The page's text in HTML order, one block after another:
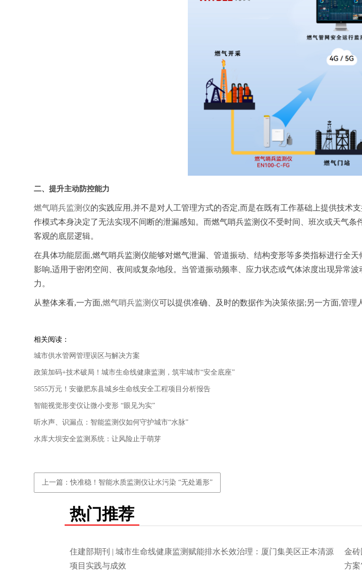
二、提升主动防控能力
燃气哨兵监测仪的实践应用,并不是对人工管理方式的否定,而是在既有工作基础上提供技术
作模式本身决定了无法实现不间断的泄漏感知。而燃气哨兵监测仪不受时间、班次或天气
客观的底层逻辑。
在具体功能层面,燃气哨兵监测仪能够对燃气泄漏、管道振动、结构变形等多类指标进行全
影响,适用于密闭空间、夜间或复杂地段。当管道振动频率、应力状态或气体浓度出现异常
力。
从整体来看,一方面,燃气哨兵监测仪可以提供准确、及时的数据作为决策依据;另一方面,管理
相关阅读：
城市供水管网管理误区与解决方案
政策加码+技术破局！城市生命线健康监测，筑牢城市“安全底座”
5855万元！安徽肥东县城乡生命线安全工程项目分析报告
智能视觉形变仪让微小变形 “眼见为实”
听水声、识漏点：智能监测仪如何守护城市“水脉”
水库大坝安全监测系统：让风险止于萌芽
上一篇：快准稳！智能水质监测仪让水污染 “无处遁形”
热门推荐
住建部期刊 | 城市生命线健康监测赋能排水长效治理：厦门集美区正本清源
项目实践与成效
金砖
方案